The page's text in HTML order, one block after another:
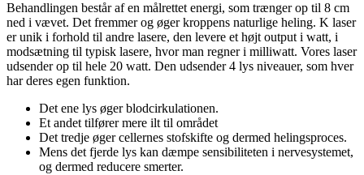
Behandlingen består af en målrettet energi, som trænger op til 8 cm
ned i vævet. Det fremmer og øger kroppens naturlige heling. K laser
er unik i forhold til andre lasere, den levere et højt output i watt, i
modsætning til typisk lasere, hvor man regner i milliwatt. Vores laser
udsender op til hele 20 watt. Den udsender 4 lys niveauer, som hver
har deres egen funktion.
Det ene lys øger blodcirkulationen.
Et andet tilfører mere ilt til området
Det tredje øger cellernes stofskifte og dermed helingsproces.
Mens det fjerde lys kan dæmpe sensibiliteten i nervesystemet,
og dermed reducere smerter.